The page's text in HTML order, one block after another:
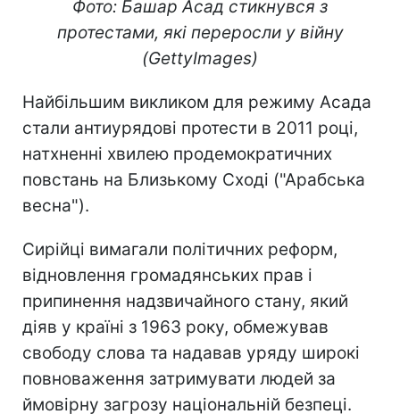
Фото: Башар Асад стикнувся з
протестами, які переросли у війну
(GettyImages)
Найбільшим викликом для режиму Асада
стали антиурядові протести в 2011 році,
натхненні хвилею продемократичних
повстань на Близькому Сході ("Арабська
весна").
Сирійці вимагали політичних реформ,
відновлення громадянських прав і
припинення надзвичайного стану, який
діяв у країні з 1963 року, обмежував
свободу слова та надавав уряду широкі
повноваження затримувати людей за
ймовірну загрозу національній безпеці.